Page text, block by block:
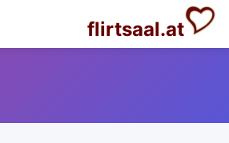
flirtsaal.at